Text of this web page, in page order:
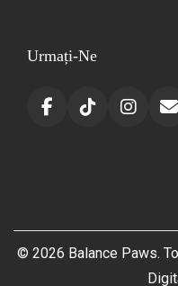
Urmați-Ne
© 2026 Balance Paws.